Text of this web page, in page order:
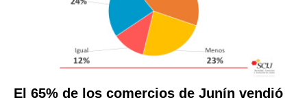
El 65% de los comercios de Junín vendió